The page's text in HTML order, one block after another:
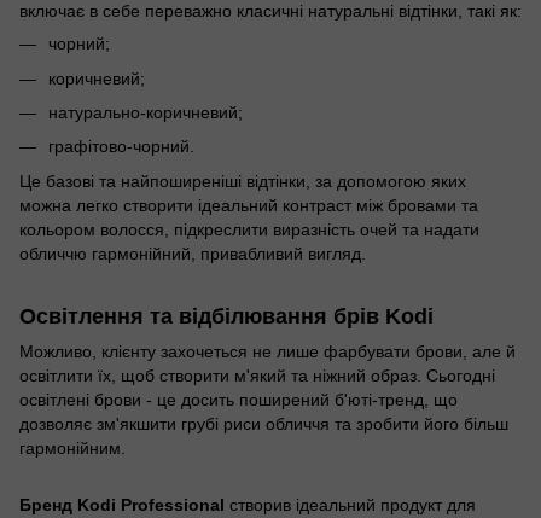
включає в себе переважно класичні натуральні відтінки, такі як:
чорний;
коричневий;
натурально-коричневий;
графітово-чорний.
Це базові та найпоширеніші відтінки, за допомогою яких
можна легко створити ідеальний контраст між бровами та
кольором волосся, підкреслити виразність очей та надати
обличчю гармонійний, привабливий вигляд.
Освітлення та відбілювання брів Kodi
Можливо, клієнту захочеться не лише фарбувати брови, але й
освітлити їх, щоб створити м'який та ніжний образ. Сьогодні
освітлені брови - це досить поширений б'юті-тренд, що
дозволяє зм'якшити грубі риси обличчя та зробити його більш
гармонійним.
Бренд Kodi Professional створив ідеальний продукт для